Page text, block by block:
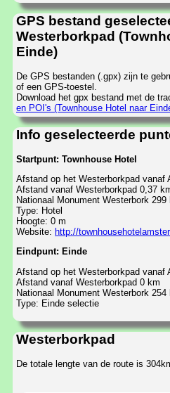
GPS bestand
Westerborkpad
Einde)
De GPS bestanden (.gpx) zijn te
of een GPS-toestel.
Download het gpx bestand met de
en POI's (Townhouse Hotel naar
Info geselecteerde
Startpunt: Townhouse Hotel
Afstand op het Westerborkpad vanaf
Afstand vanaf Westerborkpad 0,37
Nationaal Monument Westerbork 299
Type: Hotel
Hoogte: 0 m
Website: http://
Eindpunt: Einde
Afstand op het Westerborkpad vanaf
Afstand vanaf Westerborkpad 0 km
Nationaal Monument Westerbork 254
Type: Einde selectie
Westerborkpad
De totale lengte van de route is